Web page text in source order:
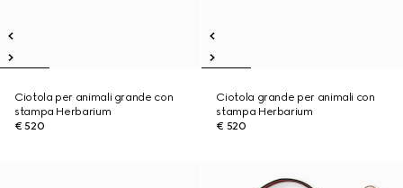
Ciotola per animali grande con
stampa Herbarium
€ 520
Ciotola grande per animali con
stampa Herbarium
€ 520